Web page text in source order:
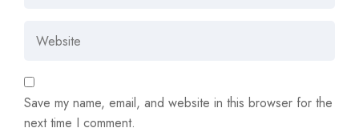
Save my name, email, and website in this browser for the
next time I comment.